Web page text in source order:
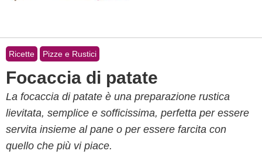
Ricette Pizze e Rustici
Focaccia di patate
La focaccia di patate è una preparazione rustica
lievitata, semplice e sofficissima, perfetta per essere
servita insieme al pane o per essere farcita con
quello che più vi piace.